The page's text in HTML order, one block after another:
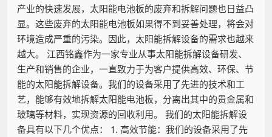
产业的快速发展，太阳能电池板的废弃和拆解问题也日益凸
显。这些废弃的太阳能电池板如果得不到妥善处理，将会对
环境造成严重的污染。因此，太阳能拆解设备的需求也越来
越大。 江西铭鑫作为一家专业从事太阳能拆解设备研发、
生产和销售的企业，一直致力于为客户提供高效、环保、节
能的太阳能拆解设备。我们的设备采用了先进的技术和工
艺，能够有效地拆解太阳能电池板，分离出其中的贵金属和
玻璃等材料，实现资源的回收利用。 我们的太阳能拆解设
备具有以下几个优点： 1. 高效节能：我们的设备采用了先